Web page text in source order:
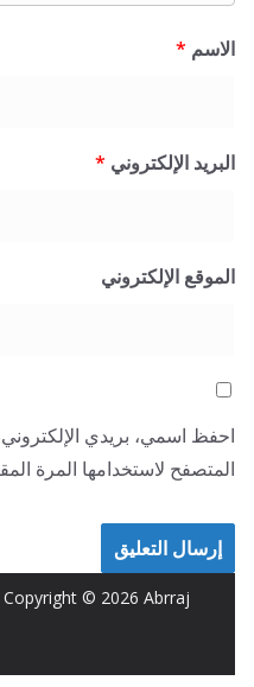
الاسم *
البريد الإلكتروني *
الموقع الإلكتروني
احفظ اسمي، بريدي
المتصفح لاستخدامها المرة